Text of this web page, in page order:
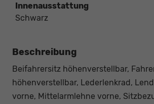
Innenausstattung
Schwarz
Beschreibung
Beifahrersitz höhenverstellbar,
höhenverstellbar, Lederlenkrad,
vorne, Mittelarmlehne vorne,